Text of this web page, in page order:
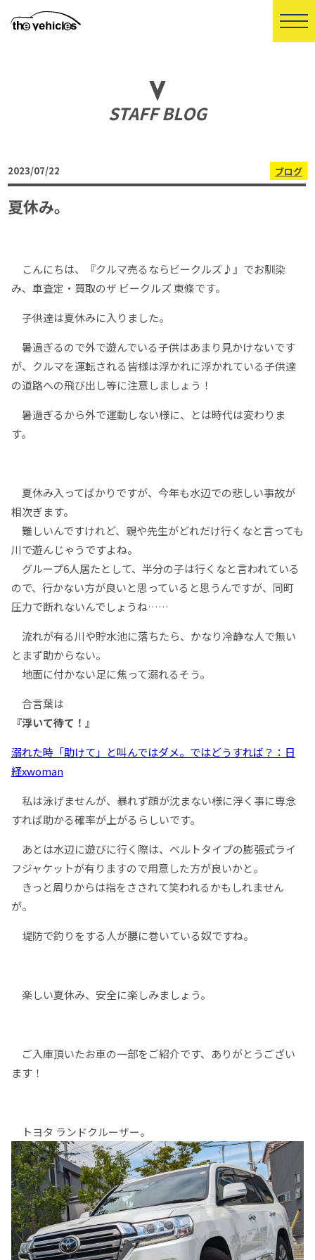
STAFF BLOG
夏休み。
ブログ
2023/07/22
こんにちは、『クルマ売るならビークルズ♪』でお馴染
み、車査定・買取のザ ビークルズ 東條です。
子供達は夏休みに入りました。
暑過ぎるので外で遊んでいる子供はあまり見かけないです
が、クルマを運転される皆様は浮かれに浮かれている子供達
の道路への飛び出し等に注意しましょう！
暑過ぎるから外で運動しない様に、とは時代は変わりま
す。
夏休み入ってばかりですが、今年も水辺での悲しい事故が
相次ぎます。
難しいんですけれど、親や先生がどれだけ行くなと言っても
川で遊んじゃうですよね。
グループ6人居たとして、半分の子は行くなと言われている
ので、行かない方が良いと思っていると思うんですが、同町
圧力で断れないんでしょうね……
流れが有る川や貯水池に落ちたら、かなり冷静な人で無い
とまず助からない。
地面に付かない足に焦って溺れるそう。
合言葉は
『浮いて待て！』
溺れた時「助けて」と叫んではダメ。ではどうすれば？：日
経xwoman
私は泳げませんが、暴れず顔が沈まない様に浮く事に専念
すれば助かる確率が上がるらしいです。
あとは水辺に遊びに行く際は、ベルトタイプの膨張式ライ
フジャケットが有りますので用意した方が良いかと。
きっと周りからは指をさされて笑われるかもしれません
が。
堤防で釣りをする人が腰に巻いている奴ですね。
楽しい夏休み、安全に楽しみましょう。
ご入庫頂いたお車の一部をご紹介です、ありがとうござい
ます！
トヨタ ランドクルーザー。